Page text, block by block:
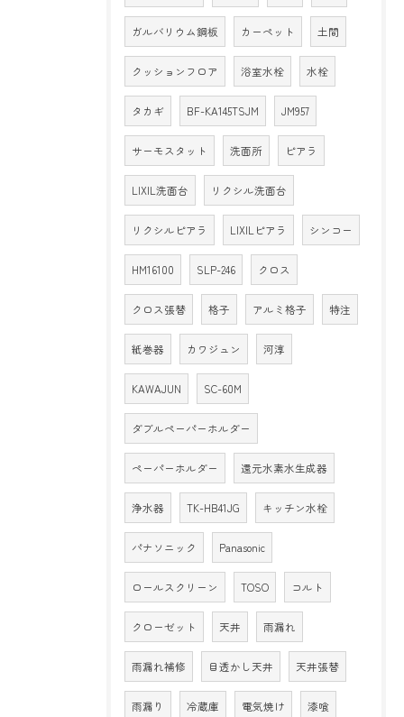
ガルバリウム鋼板 カーペット 土間
クッションフロア 浴室水栓 水栓
タカギ BF-KA145TSJM JM957
サーモスタット 洗面所 ピアラ
LIXIL洗面台 リクシル洗面台
リクシルピアラ LIXILピアラ シンコー
HM16100 SLP-246 クロス
クロス張替 格子 アルミ格子 特注
紙巻器 カワジュン 河淳
KAWAJUN SC-60M
ダブルペーパーホルダー
ペーパーホルダー 還元水素水生成器
浄水器 TK-HB41JG キッチン水栓
パナソニック Panasonic
ロールスクリーン TOSO コルト
クローゼット 天井 雨漏れ
雨漏れ補修 目透かし天井 天井張替
雨漏り 冷蔵庫 電気焼け 漆喰